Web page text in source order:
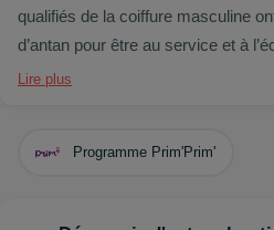
qualifiés de la coiffure masculine
d’antan pour être au service et à
vous veniez pour un rasage à
Lire plus
Programme Prim'Prim'